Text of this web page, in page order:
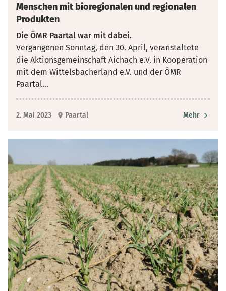
Menschen mit bioregionalen und regionalen
Produkten
Die ÖMR Paartal war mit dabei.
Vergangenen Sonntag, den 30. April, veranstaltete
die Aktionsgemeinschaft Aichach e.V. in Kooperation
mit dem Wittelsbacherland e.V. und der ÖMR
Paartal...
2. Mai 2023 Paartal Mehr